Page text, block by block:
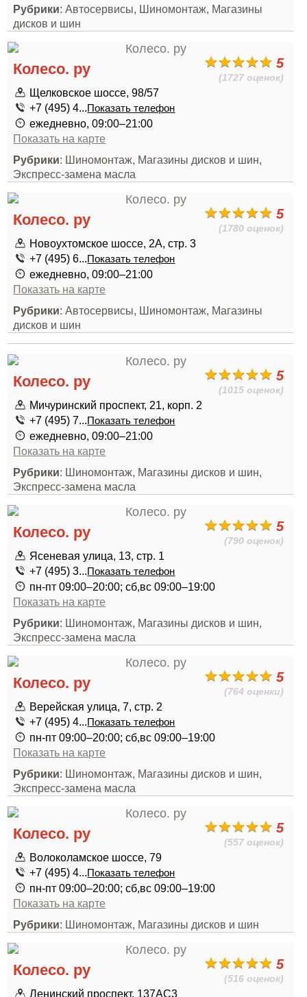
Рубрики: Автосервисы, Шиномонтаж, Магазины
дисков и шин
5
(1727 оценок)
Колесо. ру
Щелковское шоссе, 98/57
+7 (495) 4...Показать телефон
ежедневно, 09:00–21:00
Показать на карте
Рубрики: Шиномонтаж, Магазины дисков и шин,
Экспресс-замена масла
5
(1780 оценок)
Колесо. ру
Новоухтомское шоссе, 2А, стр. 3
+7 (495) 6...Показать телефон
ежедневно, 09:00–21:00
Показать на карте
Рубрики: Автосервисы, Шиномонтаж, Магазины
дисков и шин
5
(1015 оценок)
Колесо. ру
Мичуринский проспект, 21, корп. 2
+7 (495) 7...Показать телефон
ежедневно, 09:00–21:00
Показать на карте
Рубрики: Шиномонтаж, Магазины дисков и шин,
Экспресс-замена масла
5
(790 оценок)
Колесо. ру
Ясеневая улица, 13, стр. 1
+7 (495) 3...Показать телефон
пн-пт 09:00–20:00; сб,вс 09:00–19:00
Показать на карте
Рубрики: Шиномонтаж, Магазины дисков и шин,
Экспресс-замена масла
5
(764 оценки)
Колесо. ру
Верейская улица, 7, стр. 2
+7 (495) 4...Показать телефон
пн-пт 09:00–20:00; сб,вс 09:00–19:00
Показать на карте
Рубрики: Шиномонтаж, Магазины дисков и шин,
Экспресс-замена масла
5
(557 оценок)
Колесо. ру
Волоколамское шоссе, 79
+7 (495) 4...Показать телефон
пн-пт 09:00–20:00; сб,вс 09:00–19:00
Показать на карте
Рубрики: Шиномонтаж, Магазины дисков и шин
5
(516 оценок)
Колесо. ру
Ленинский проспект, 137АС3